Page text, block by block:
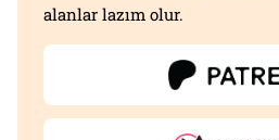
alanlar lazım olur.